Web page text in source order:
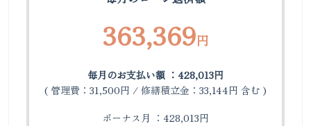
363,369円
毎月のお支払い額 ：428,013円
( 管理費：31,500円 / 修繕積立金：33,144円 含む )
ボーナス月 ：428,013円